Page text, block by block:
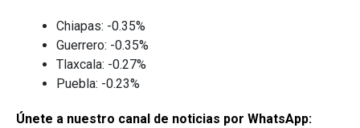
Chiapas: -0.35%
Guerrero: -0.35%
Tlaxcala: -0.27%
Puebla: -0.23%
Únete a nuestro canal de noticias por WhatsApp: